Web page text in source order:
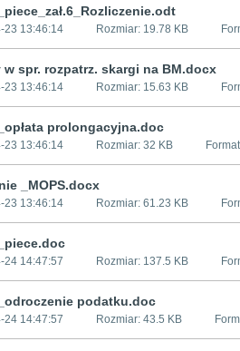
23 13:46:14 Rozmiar: 19.78 KB
w spr. rozpatrz. skargi na BM.docx
23 13:46:14 Rozmiar: 15.63 KB
prolongacyjna.doc
23 13:46:14 Rozmiar: 32 KB
_MOPS.docx
23 13:46:14 Rozmiar: 61.23 KB
24 14:47:57 Rozmiar: 137.5 KB
podatku.doc
24 14:47:57 Rozmiar: 43.5 KB